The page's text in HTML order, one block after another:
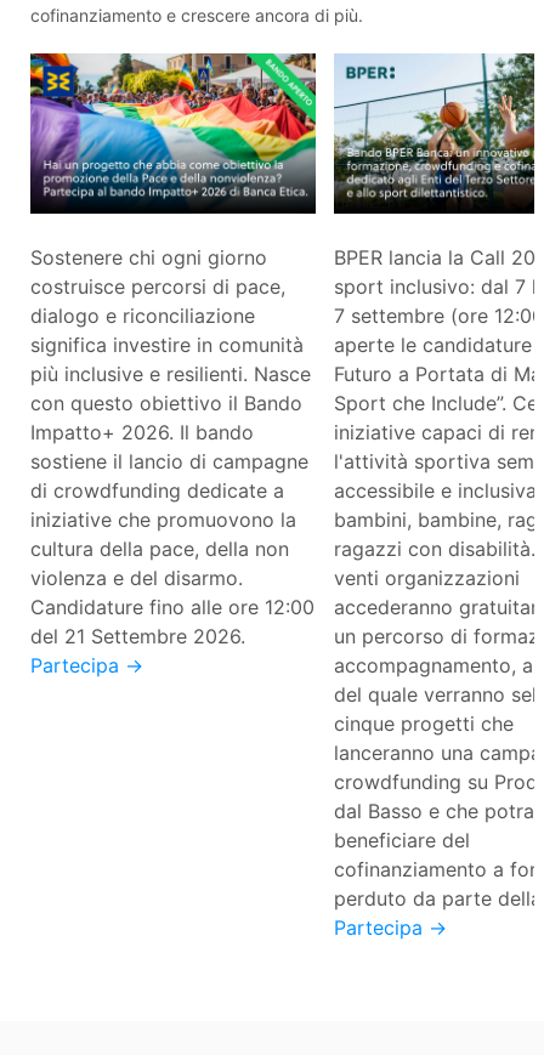
cofinanziamento e crescere ancora di più.
Sostenere chi ogni giorno
costruisce percorsi di pace,
dialogo e riconciliazione
significa investire in comunità
più inclusive e resilienti. Nasce
con questo obiettivo il Bando
Impatto+ 2026. Il bando
sostiene il lancio di campagne
di crowdfunding dedicate a
iniziative che promuovono la
cultura della pace, della non
violenza e del disarmo.
Candidature fino alle ore 12:00
del 21 Settembre 2026.
Partecipa →
BPER lancia la Call
sport inclusivo: dal 7
7 settembre (ore
aperte le candidature
Futuro a Portata di
Sport che Include”.
iniziative capaci di
l'attività sportiva
accessibile e inclusiva
bambini, bambine,
ragazzi con disabilità.
venti organizzazioni
accederanno
un percorso di
accompagnamento,
del quale verranno
cinque progetti che
lanceranno una
crowdfunding su
dal Basso e che
beneficiare del
cofinanziamento a
perduto da parte della
Partecipa →